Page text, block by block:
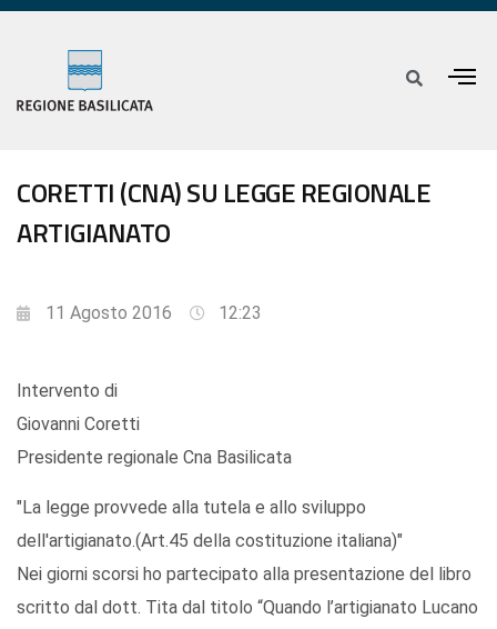
CORETTI (CNA) SU LEGGE REGIONALE
ARTIGIANATO
11 Agosto 2016 12:23
Intervento di
Giovanni Coretti
Presidente regionale Cna Basilicata
"La legge provvede alla tutela e allo sviluppo
dell'artigianato.(Art.45 della costituzione italiana)"
Nei giorni scorsi ho partecipato alla presentazione del libro
scritto dal dott. Tita dal titolo “Quando l’artigianato Lucano